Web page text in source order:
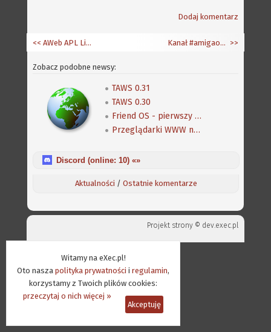
Witamy na eXec.pl!
Oto nasza polityka prywatności i regulamin,
korzystamy z Twoich plików cookies:
przeczytaj o nich więcej »
Akceptuję
Dodaj komentarz
Kanał #amigaos4-pl chwilowo na world.phey.net >>
<< AWeb APL Lite 3.5 beta release 5
Zobacz podobne newsy:
TAWS 0.31
TAWS 0.30
Friend OS - pierwszy rzut okiem, wersja angielska
Przeglądarki WWW na Amigę
Discord (online: 10) «»
Aktualności / Ostatnie komentarze
Projekt strony © dev.exec.pl